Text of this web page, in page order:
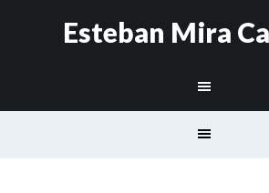
Esteban Mira